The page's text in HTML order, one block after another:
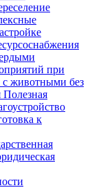
при
с животными без
Полезная
к